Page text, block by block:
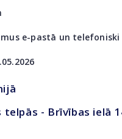
e-pastā un telefoniski
- Brīvības ielā